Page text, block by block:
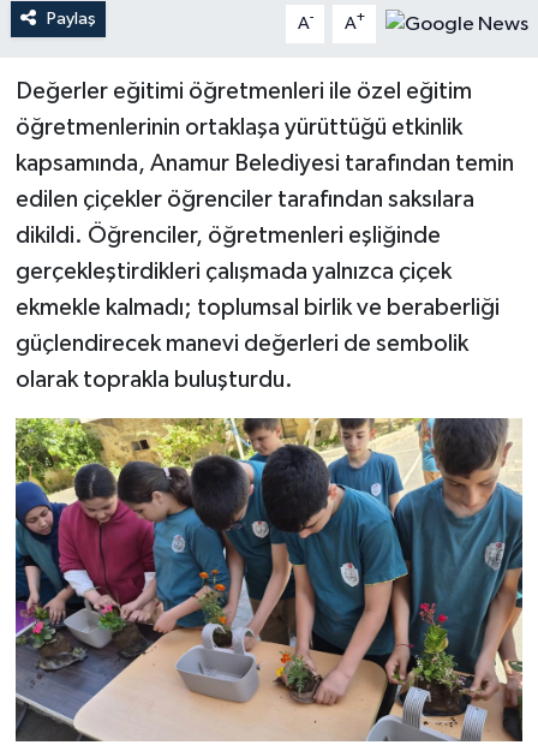
Paylaş A- A+
Değerler eğitimi öğretmenleri ile özel eğitim
öğretmenlerinin ortaklaşa yürüttüğü etkinlik
kapsamında, Anamur Belediyesi tarafından temin
edilen çiçekler öğrenciler tarafından saksılara
dikildi. Öğrenciler, öğretmenleri eşliğinde
gerçekleştirdikleri çalışmada yalnızca çiçek
ekmekle kalmadı; toplumsal birlik ve beraberliği
güçlendirecek manevi değerleri de sembolik
olarak toprakla buluşturdu.
Sağlık
Spor
Sürmanşet
Teknoloji
Yaşam